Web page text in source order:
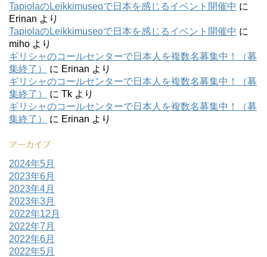
TapiolaのLeikkimuseoで日本を感じるイベント開催中 に
Erinan より
TapiolaのLeikkimuseoで日本を感じるイベント開催中 に
miho より
ギリシャのコールセンターで日本人を複数名募集中！（募
集終了）
に Erinan より
ギリシャのコールセンターで日本人を複数名募集中！（募
集終了）
に Tk より
ギリシャのコールセンターで日本人を複数名募集中！（募
集終了）
に Erinan より
アーカイブ
2024年5月
2023年6月
2023年4月
2023年3月
2022年12月
2022年7月
2022年6月
2022年5月